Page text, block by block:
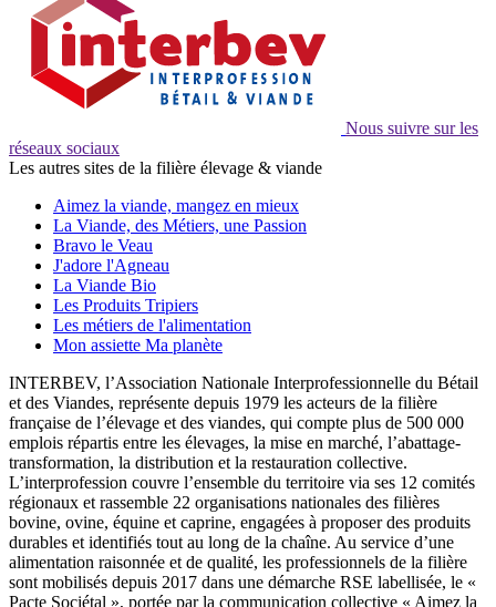
Nous suivre sur les
réseaux sociaux
Les autres sites de la filière élevage & viande
Aimez la viande, mangez en mieux
La Viande, des Métiers, une Passion
Bravo le Veau
J'adore l'Agneau
La Viande Bio
Les Produits Tripiers
Les métiers de l'alimentation
Mon assiette Ma planète
INTERBEV, l’Association Nationale Interprofessionnelle du Bétail
et des Viandes, représente depuis 1979 les acteurs de la filière
française de l’élevage et des viandes, qui compte plus de 500 000
emplois répartis entre les élevages, la mise en marché, l’abattage-
transformation, la distribution et la restauration collective.
L’interprofession couvre l’ensemble du territoire via ses 12 comités
régionaux et rassemble 22 organisations nationales des filières
bovine, ovine, équine et caprine, engagées à proposer des produits
durables et identifiés tout au long de la chaîne. Au service d’une
alimentation raisonnée et de qualité, les professionnels de la filière
sont mobilisés depuis 2017 dans une démarche RSE labellisée, le «
Pacte Sociétal », portée par la communication collective « Aimez la